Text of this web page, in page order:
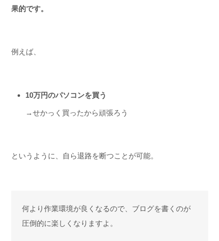
果的です。
例えば、
10万円のパソコンを買う
→せかっく買ったから頑張ろう
というように、自ら退路を断つことが可能。
何より作業環境が良くなるので、ブログを書くのが
圧倒的に楽しくなりますよ。